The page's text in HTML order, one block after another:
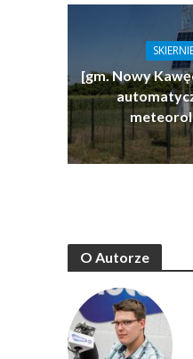
[gm. Nowy
O Autorze